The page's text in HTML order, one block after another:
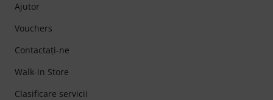
Ajutor
Vouchers
Contactaţi-ne
Walk-in Store
Clasificare servicii